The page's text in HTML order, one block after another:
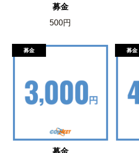
募金
500円
募金